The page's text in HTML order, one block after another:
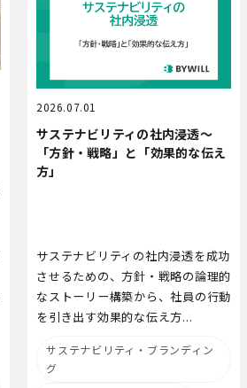
2026.07.01
サステナビリティの社内浸透～
「方針・戦略」と「効果的な伝え
方」
サステナビリティの社内浸透を成功
させるための、方針・戦略の論理的
なストーリー構築から、社員の行動
を引き出す効果的な伝え方...
サステナビリティ・ブランディン
グ